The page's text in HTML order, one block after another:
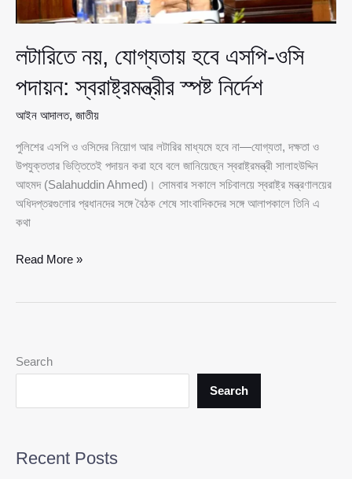
লটারিতে নয়, যোগ্যতায় হবে এসপি-ওসি
পদায়ন: স্বরাষ্ট্রমন্ত্রীর স্পষ্ট নির্দেশ
আইন আদালত, জাতীয়
পুলিশের এসপি ও ওসিদের নিয়োগ আর লটারির মাধ্যমে হবে না—যোগ্যতা, দক্ষতা ও
উপযুক্ততার ভিত্তিতেই পদায়ন করা হবে বলে জানিয়েছেন স্বরাষ্ট্রমন্ত্রী সালাহউদ্দিন
আহমদ (Salahuddin Ahmed)। সোমবার সকালে সচিবালয়ে স্বরাষ্ট্র মন্ত্রণালয়ের
অধিদপ্তরগুলোর প্রধানদের সঙ্গে বৈঠক শেষে সাংবাদিকদের সঙ্গে আলাপকালে তিনি এ
কথা
লটারিতে
পদায়ন:
স্পষ্ট
Read More »
Search
Search
Recent Posts